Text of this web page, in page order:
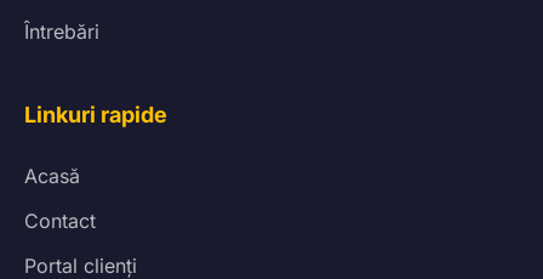
Întrebări
Linkuri rapide
Acasă
Contact
Portal clienți